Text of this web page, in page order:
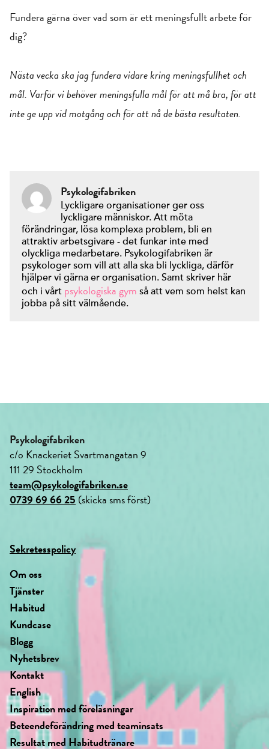
Fundera gärna över vad som är ett meningsfullt arbete för
dig?
Nästa vecka ska jag fundera vidare kring meningsfullhet och
mål. Varför vi behöver meningsfulla mål för att må bra, för att
inte ge upp vid motgång och för att nå de bästa resultaten.
Psykologifabriken
Lyckligare organisationer ger oss
lyckligare människor. Att möta
förändringar, lösa komplexa problem, bli en
attraktiv arbetsgivare - det funkar inte med
olyckliga medarbetare. Psykologifabriken är
psykologer som vill att alla ska bli lyckliga, därför
hjälper vi gärna er organisation. Samt skriver här
och i vårt psykologiska gym så att vem som helst kan
jobba på sitt välmående.
Psykologifabriken
c/o Knackeriet Svartmangatan 9
111 29 Stockholm
team@psykologifabriken.se
0739 69 66 25 (skicka sms först)
Sekretesspolicy
Om oss
Tjänster
Habitud
Kundcase
Blogg
Nyhetsbrev
Kontakt
English
Inspiration med föreläsningar
Beteendeförändring med teaminsats
Resultat med Habitudtränare